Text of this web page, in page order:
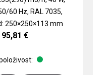
60 Hz, RAL 7035,
250×250×113 mm
95,81 €